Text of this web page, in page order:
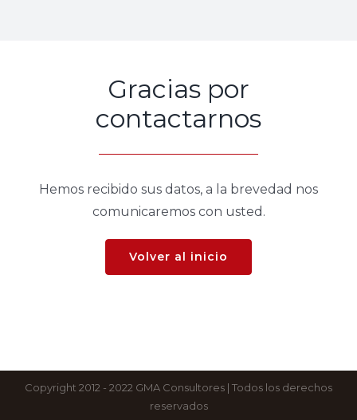
Gracias por
contactarnos
Hemos recibido sus datos, a la brevedad nos
comunicaremos con usted.
Volver al inicio
Copyright 2012 - 2022 GMA Consultores | Todos los derechos
reservados